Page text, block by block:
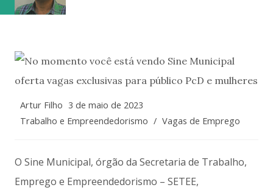
Artur Filho 3 de maio de 2023
Trabalho e Empreendedorismo / Vagas de Emprego
O Sine Municipal, órgão da Secretaria de Trabalho,
Emprego e Empreendedorismo – SETEE,